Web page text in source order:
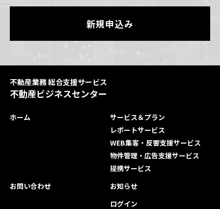
新規申込み
不動産業務 総合支援サービス
不動産ビジネスセンター
ホーム
サービス＆プラン
レポートサービス
WEB集客・反響支援サービス
物件管理・広告支援サービス
提携サービス
お問い合わせ
お知らせ
ログイン